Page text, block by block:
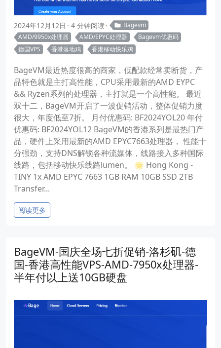
2024年12月12日 4 分钟阅读
Bagevm
AMD/9950x处理器
AMD/EPYC处理器
Bagevm优惠码
德国VPS
香港落地鸡 香港移动快乐鸡
BageVM最近热度很高的商家，低配款经常卖断货，产
品特色就是主打高性能，CPU采用最新的AMD EYPC
&& Ryzen系列的处理器，主打就是一个高性能。 最近
双十二，BageVM开启了一波促销活动，整体促销力度
很大，年度低至7折。 月付优惠码: BF2024YOL20 年付
优惠码: BF2024YOL12 BageVM的香港系列是最热门产
品，硬件上采用最新的AMD EPYC7663处理器， 性能十
分强劲，支持DNS解锁各种流媒体，线路接入多种国际
线路，包括移动快乐线路lumen。 🌟 Hong Kong -
TINY 1x AMD EPYC 7663 1GB RAM 10GB SSD 2TB
Transfer...
阅读更多
BageVM-国庆全场七折促销-洛杉矶-德
国-香港高性能VPS-AMD-7950x处理器-
半年付以上送10GB硬盘